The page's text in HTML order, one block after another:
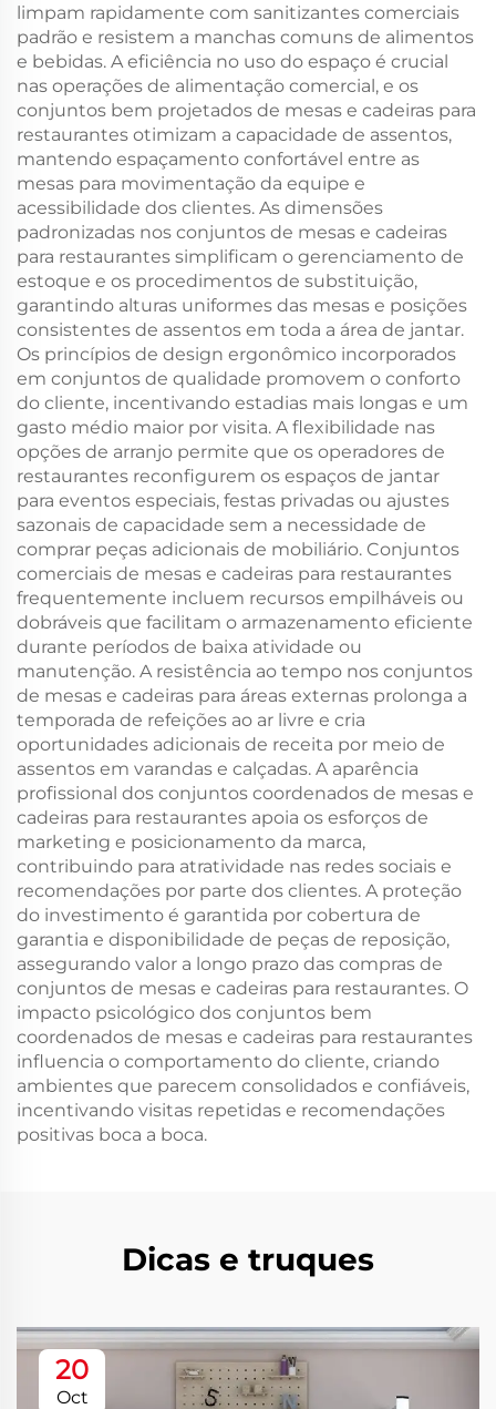
limpam rapidamente com sanitizantes comerciais
padrão e resistem a manchas comuns de alimentos
e bebidas. A eficiência no uso do espaço é crucial
nas operações de alimentação comercial, e os
conjuntos bem projetados de mesas e cadeiras para
restaurantes otimizam a capacidade de assentos,
mantendo espaçamento confortável entre as
mesas para movimentação da equipe e
acessibilidade dos clientes. As dimensões
padronizadas nos conjuntos de mesas e cadeiras
para restaurantes simplificam o gerenciamento de
estoque e os procedimentos de substituição,
garantindo alturas uniformes das mesas e posições
consistentes de assentos em toda a área de jantar.
Os princípios de design ergonômico incorporados
em conjuntos de qualidade promovem o conforto
do cliente, incentivando estadias mais longas e um
gasto médio maior por visita. A flexibilidade nas
opções de arranjo permite que os operadores de
restaurantes reconfigurem os espaços de jantar
para eventos especiais, festas privadas ou ajustes
sazonais de capacidade sem a necessidade de
comprar peças adicionais de mobiliário. Conjuntos
comerciais de mesas e cadeiras para restaurantes
frequentemente incluem recursos empilháveis ou
dobráveis que facilitam o armazenamento eficiente
durante períodos de baixa atividade ou
manutenção. A resistência ao tempo nos conjuntos
de mesas e cadeiras para áreas externas prolonga a
temporada de refeições ao ar livre e cria
oportunidades adicionais de receita por meio de
assentos em varandas e calçadas. A aparência
profissional dos conjuntos coordenados de mesas e
cadeiras para restaurantes apoia os esforços de
marketing e posicionamento da marca,
contribuindo para atratividade nas redes sociais e
recomendações por parte dos clientes. A proteção
do investimento é garantida por cobertura de
garantia e disponibilidade de peças de reposição,
assegurando valor a longo prazo das compras de
conjuntos de mesas e cadeiras para restaurantes. O
impacto psicológico dos conjuntos bem
coordenados de mesas e cadeiras para restaurantes
influencia o comportamento do cliente, criando
ambientes que parecem consolidados e confiáveis,
incentivando visitas repetidas e recomendações
positivas boca a boca.
Dicas e truques
20
Oct